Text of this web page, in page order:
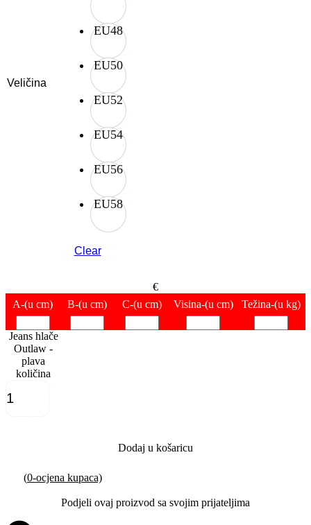
Veličina
EU48
EU50
EU52
EU54
EU56
EU58
Clear
€
A-(u cm) B-(u cm) C-(u cm) Visina-(u cm) Težina-(u kg)
Jeans hlače
Outlaw -
plava
količina
Dodaj u košaricu
(0-ocjena kupaca)
Podjeli ovaj proizvod sa svojim prijateljima